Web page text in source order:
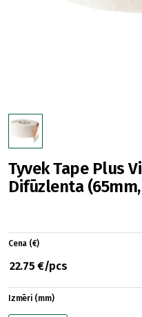
Tyvek Tape Plus
Difūzlenta
Cena (€)
22.75 €/pcs
Izmēri (mm)